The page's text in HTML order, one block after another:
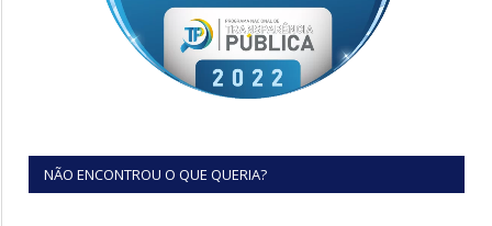
NÃO ENCONTROU O QUE QUERIA?